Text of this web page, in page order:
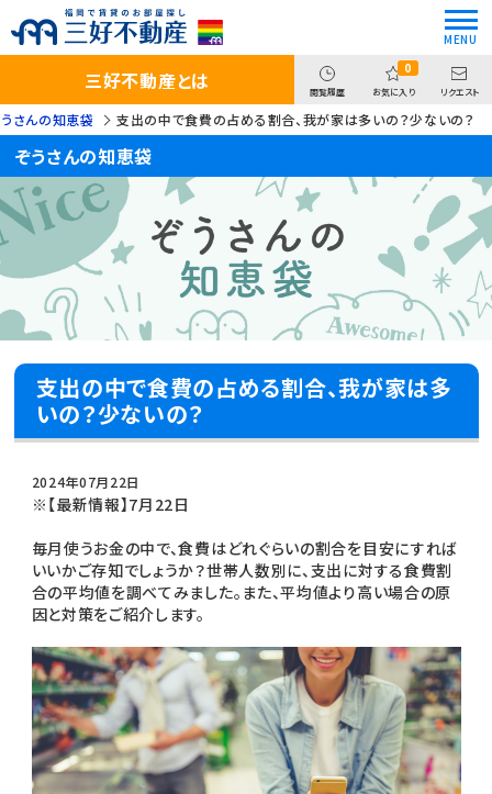
三好不動産とは 閲覧履歴
0
お気に入り リクエスト
さんの知恵袋 支出の中で食費の占める割合、我が家は多いの？少ないの？
ぞうさんの知恵袋
支出の中で食費の占める割合、我が家は多
いの？少ないの？
2024年07月22日
※【最新情報】7月22日
毎月使うお金の中で、食費はどれぐらいの割合を目安にすれば
いいかご存知でしょうか？世帯人数別に、支出に対する食費割
合の平均値を調べてみました。また、平均値より高い場合の原
因と対策をご紹介します。